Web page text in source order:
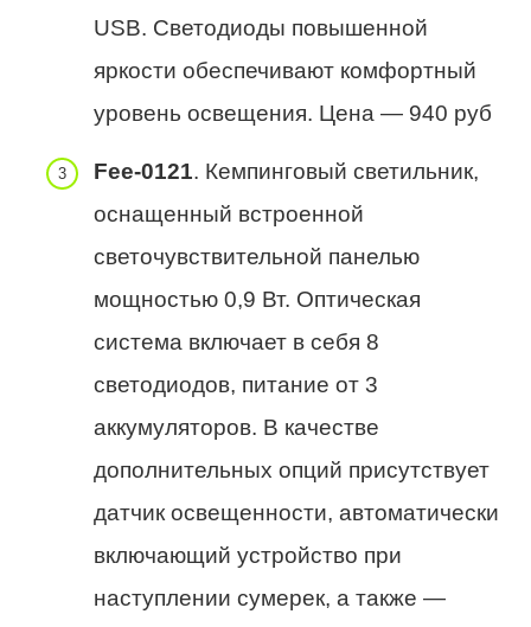
USB. Светодиоды повышенной
яркости обеспечивают комфортный
уровень освещения. Цена — 940 руб
Fee-0121. Кемпинговый светильник,
оснащенный встроенной
светочувствительной панелью
мощностью 0,9 Вт. Оптическая
система включает в себя 8
светодиодов, питание от 3
аккумуляторов. В качестве
дополнительных опций присутствует
датчик освещенности, автоматически
включающий устройство при
наступлении сумерек, а также —